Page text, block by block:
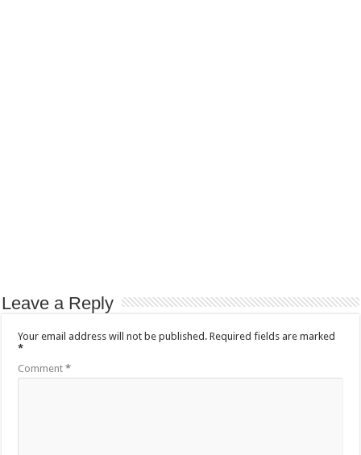
Leave a Reply
Your email address will not be published. Required fields are marked
*
Comment*